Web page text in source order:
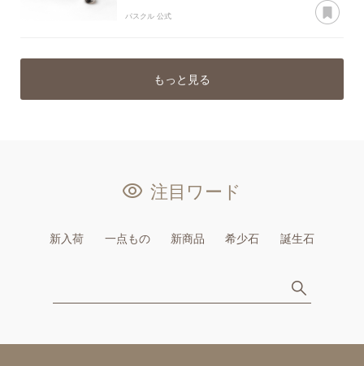
パスクル 公式
もっと見る
注目ワード
新入荷 一点もの 新商品 希少石 誕生石